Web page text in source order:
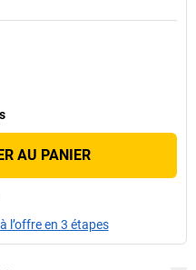
AU PANIER
l’offre en 3 étapes